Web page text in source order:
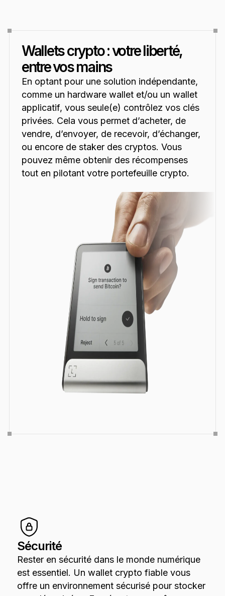
Wallets crypto : votre liberté,
entre vos mains
En optant pour une solution indépendante,
comme un hardware wallet et/ou un wallet
applicatif, vous seule(e) contrôlez vos clés
privées. Cela vous permet d’acheter, de
vendre, d’envoyer, de recevoir, d’échanger,
ou encore de staker des cryptos. Vous
pouvez même obtenir des récompenses
tout en pilotant votre portefeuille crypto.
Sécurité
Rester en sécurité dans le monde numérique
est essentiel. Un wallet crypto fiable vous
offre un environnement sécurisé pour stocker